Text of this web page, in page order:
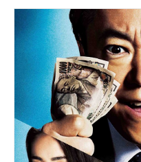
TITAN SCREEN
MUCROWN
IMAX
4DX
VR 演唱會
GOLD CLASS
AD口述影像
LIVE演唱會